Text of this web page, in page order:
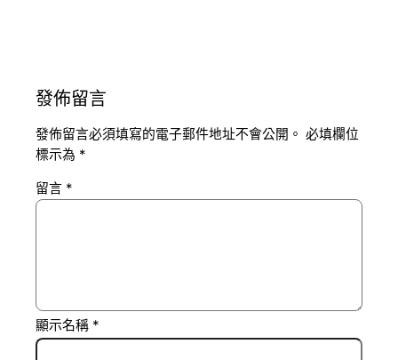
發佈留言
發佈留言必須填寫的電子郵件地址不會公開。 必填欄位
標示為 *
留言 *
顯示名稱 *